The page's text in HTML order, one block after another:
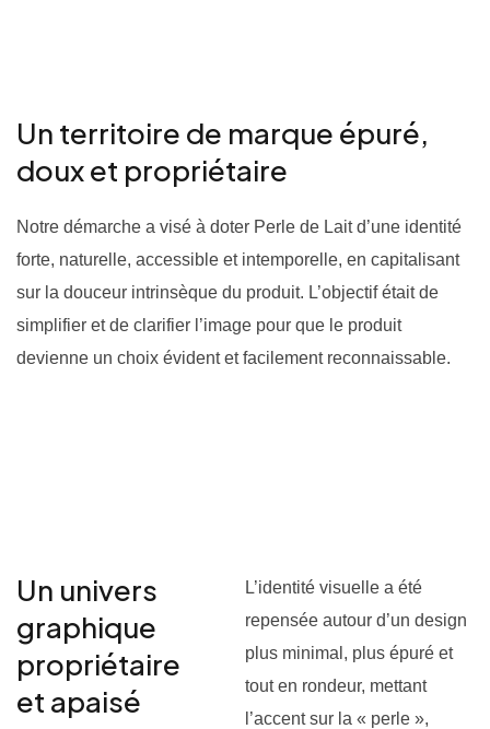
Un territoire de marque épuré,
doux et propriétaire
Notre démarche a visé à doter Perle de Lait d’une identité
forte, naturelle, accessible et intemporelle, en capitalisant
sur la douceur intrinsèque du produit. L’objectif était de
simplifier et de clarifier l’image pour que le produit
devienne un choix évident et facilement reconnaissable.
Un univers
graphique
propriétaire
et apaisé
L’identité visuelle a été
repensée autour d’un design
plus minimal, plus épuré et
tout en rondeur, mettant
l’accent sur la « perle »,